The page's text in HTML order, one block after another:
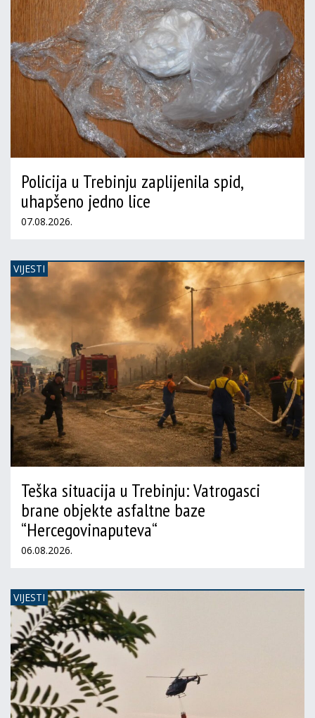
Policija u Trebinju zaplijenila spid,
uhapšeno jedno lice
07.08.2026.
VIJESTI
Teška situacija u Trebinju: Vatrogasci
brane objekte asfaltne baze
“Hercegovinaputeva“
06.08.2026.
VIJESTI